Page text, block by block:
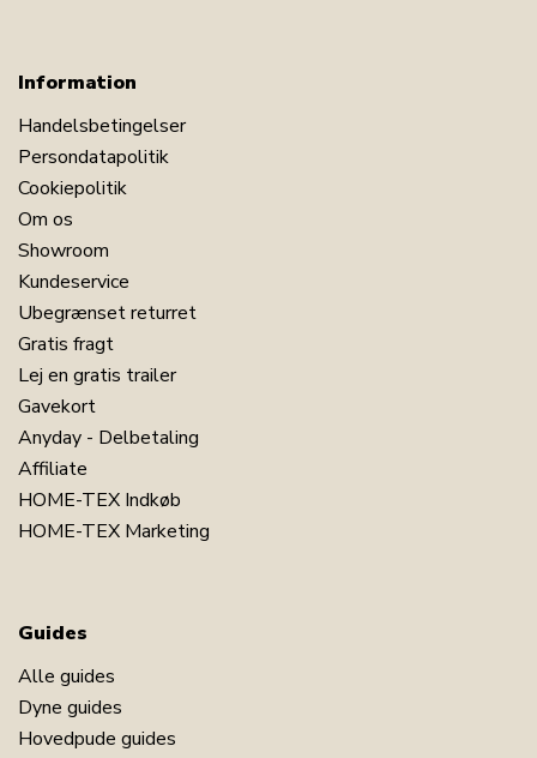
Information
Handelsbetingelser
Persondatapolitik
Cookiepolitik
Om os
Showroom
Kundeservice
Ubegrænset returret
Gratis fragt
Lej en gratis trailer
Gavekort
Anyday - Delbetaling
Affiliate
HOME-TEX Indkøb
HOME-TEX Marketing
Guides
Alle guides
Dyne guides
Hovedpude guides